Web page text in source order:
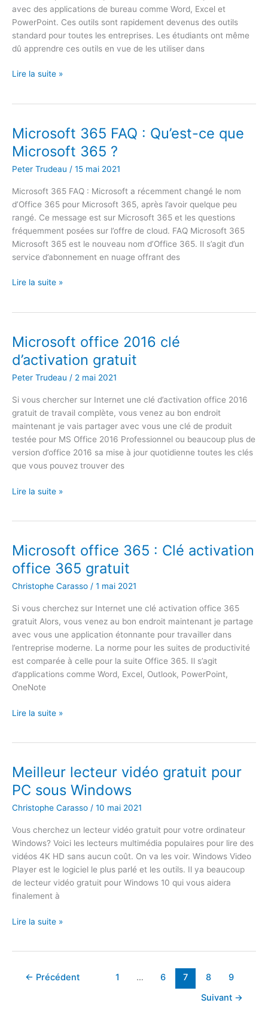
avec des applications de bureau comme Word, Excel et
PowerPoint. Ces outils sont rapidement devenus des outils
standard pour toutes les entreprises. Les étudiants ont même
dû apprendre ces outils en vue de les utiliser dans
Office
Suite
:
Lequel
choisir
votre
entreprise
?
Lire la suite »
Microsoft 365 FAQ : Qu’est-ce que
Microsoft 365 ?
Peter Trudeau / 15 mai 2021
Microsoft 365 FAQ : Microsoft a récemment changé le nom
d’Office 365 pour Microsoft 365, après l’avoir quelque peu
rangé. Ce message est sur Microsoft 365 et les questions
fréquemment posées sur l’offre de cloud. FAQ Microsoft 365
Microsoft 365 est le nouveau nom d’Office 365. Il s’agit d’un
service d’abonnement en nuage offrant des
Microsoft
Qu’est-
ce
que
Microsoft
?
Lire la suite »
Microsoft office 2016 clé
d’activation gratuit
Peter Trudeau / 2 mai 2021
Si vous chercher sur Internet une clé d’activation office 2016
gratuit de travail complète, vous venez au bon endroit
maintenant je vais partager avec vous une clé de produit
testée pour MS Office 2016 Professionnel ou beaucoup plus de
version d’office 2016 sa mise à jour quotidienne toutes les clés
que vous pouvez trouver des
Microsoft
d’activation
gratuit
Lire la suite »
Microsoft office 365 : Clé activation
office 365 gratuit
Christophe Carasso / 1 mai 2021
Si vous cherchez sur Internet une clé activation office 365
gratuit Alors, vous venez au bon endroit maintenant je partage
avec vous une application étonnante pour travailler dans
l’entreprise moderne. La norme pour les suites de productivité
est comparée à celle pour la suite Office 365. Il s’agit
d’applications comme Word, Excel, Outlook, PowerPoint,
OneNote
Microsoft
Clé
activation
office
365
Lire la suite »
Meilleur lecteur vidéo gratuit pour
PC sous Windows
Christophe Carasso / 10 mai 2021
Vous cherchez un lecteur vidéo gratuit pour votre ordinateur
Windows? Voici les lecteurs multimédia populaires pour lire des
vidéos 4K HD sans aucun coût. On va les voir. Windows Video
Player est le logiciel le plus parlé et les outils. Il ya beaucoup
de lecteur vidéo gratuit pour Windows 10 qui vous aidera
finalement à
Meilleur
pour
Lire la suite »
← Précédent 1 … 6 7 8
9
Suivant →